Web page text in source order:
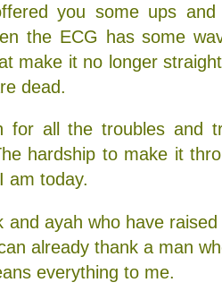
you some ups and
the ECG has some
make it no longer
dead.
for all the troubles and
hardship to make it
am today.
and ayah who have
already thank a man
everything to me.